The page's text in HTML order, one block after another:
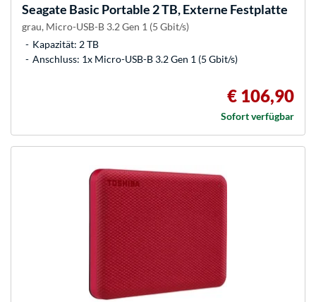
Seagate Basic Portable 2 TB, Externe Festplatte
grau, Micro-USB-B 3.2 Gen 1 (5 Gbit/s)
Kapazität: 2 TB
Anschluss: 1x Micro-USB-B 3.2 Gen 1 (5 Gbit/s)
€ 106,90
Sofort verfügbar